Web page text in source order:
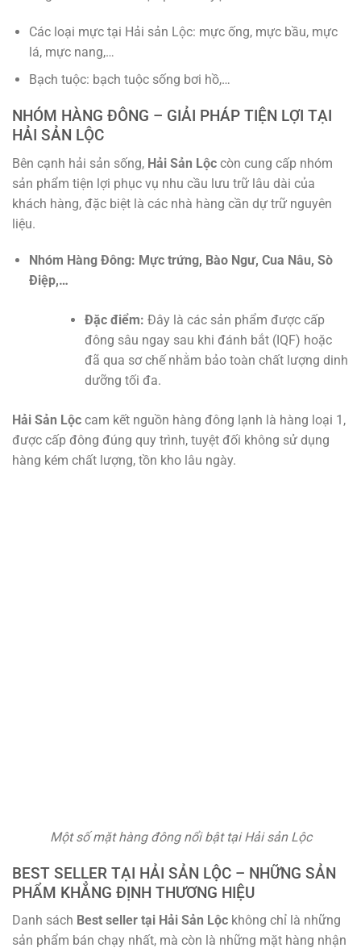
Các loại mực tại Hải sản Lộc: mực ống, mực bầu, mực
lá, mực nang,…
Bạch tuộc: bạch tuộc sống bơi hồ,…
NHÓM HÀNG ĐÔNG – GIẢI PHÁP TIỆN LỢI TẠI
HẢI SẢN LỘC
Bên cạnh hải sản sống, Hải Sản Lộc còn cung cấp nhóm
sản phẩm tiện lợi phục vụ nhu cầu lưu trữ lâu dài của
khách hàng, đặc biệt là các nhà hàng cần dự trữ nguyên
liệu.
Nhóm Hàng Đông: Mực trứng, Bào Ngư, Cua Nâu, Sò
Điệp,…
Đặc điểm: Đây là các sản phẩm được cấp
đông sâu ngay sau khi đánh bắt (IQF) hoặc
đã qua sơ chế nhằm bảo toàn chất lượng dinh
dưỡng tối đa.
Hải Sản Lộc cam kết nguồn hàng đông lạnh là hàng loại 1,
được cấp đông đúng quy trình, tuyệt đối không sử dụng
hàng kém chất lượng, tồn kho lâu ngày.
Một số mặt hàng đông nổi bật tại Hải sản Lộc
BEST SELLER TẠI HẢI SẢN LỘC – NHỮNG SẢN
PHẨM KHẲNG ĐỊNH THƯƠNG HIỆU
Danh sách Best seller tại Hải Sản Lộc không chỉ là những
sản phẩm bán chạy nhất, mà còn là những mặt hàng nhận